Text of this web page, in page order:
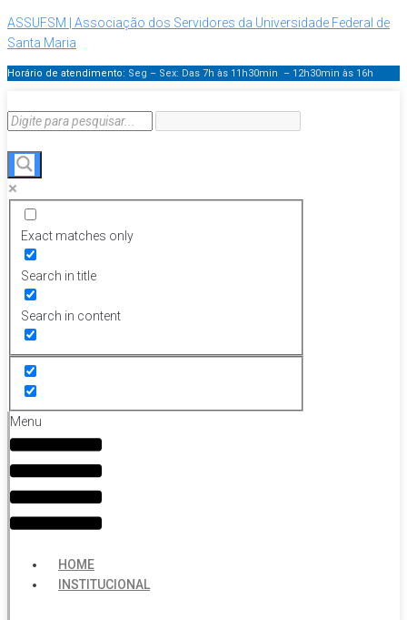
ASSUFSM | Associação dos Servidores da Universidade Federal de
Santa Maria
Horário de atendimento: Seg – Sex: Das 7h às 11h30min – 12h30min às 16h
Exact matches only
Search in title
Search in content
Menu
HOME
INSTITUCIONAL